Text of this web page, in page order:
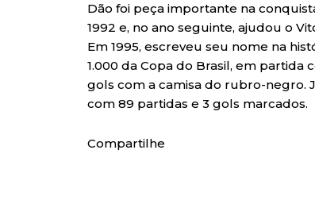
Dão foi peça importante na
1992 e, no ano seguinte, ajudou o
Em 1995, escreveu seu nome na
1.000 da Copa do Brasil, em partida
gols com a camisa do rubro-negro.
com 89 partidas e 3 gols marcados.
Compartilhe